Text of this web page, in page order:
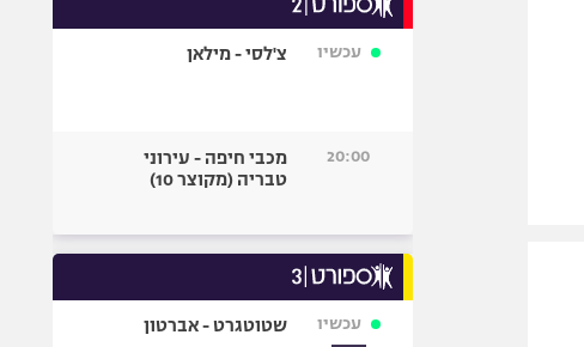
ספורט מוטורי
בייסבול MLB
גיימינג E-Sports
עכשיו צ'לסי - מילאן
20:00
מכבי חיפה - עירוני
טבריה (מקוצר 10)
עכשיו שטוטגרט - אברטון